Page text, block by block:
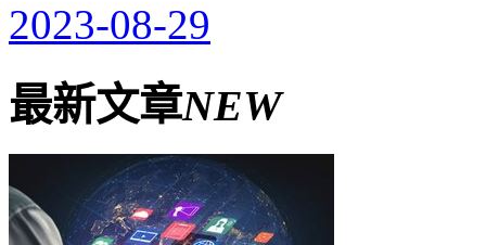
2023-08-29
最新文章NEW